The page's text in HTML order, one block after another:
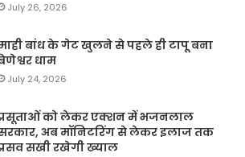
July 26, 2026
बांध के गेट खुलने से पहले ही टापू बना
धाम
July 24, 2026
को लेकर एक्शन में भजनलाल
अब मॉनिटरिंग से लेकर इलाज तक
सखी रखेगी ख्याल